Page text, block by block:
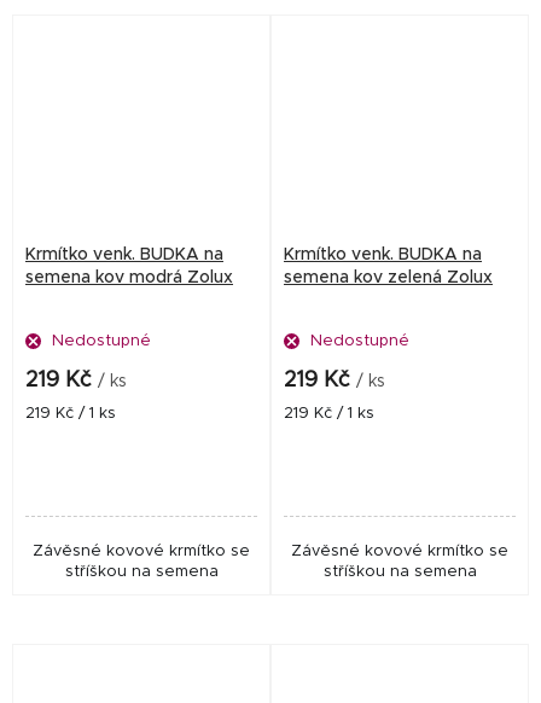
Krmítko venk. BUDKA na
semena kov modrá Zolux
Nedostupné
219 Kč / ks
Měrná
219 Kč / 1 ks
Závěsné kovové krmítko se
stříškou na semena
Krmítko venk. BUDKA na
semena kov zelená Zolux
Nedostupné
219 Kč / ks
Měrná
219 Kč / 1 ks
Závěsné kovové krmítko se
stříškou na semena